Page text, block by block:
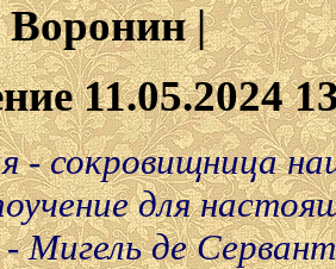
Воронин |
11.05.2024
сокровищница
для
Мигель де